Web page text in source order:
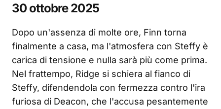
30 ottobre 2025
Dopo un'assenza di molte ore, Finn torna
finalmente a casa, ma l'atmosfera con Steffy è
carica di tensione e nulla sarà più come prima.
Nel frattempo, Ridge si schiera al fianco di
Steffy, difendendola con fermezza contro l'ira
furiosa di Deacon, che l'accusa pesantemente